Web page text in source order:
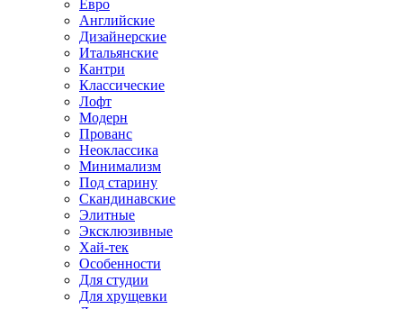
Евро
Английские
Дизайнерские
Итальянские
Кантри
Классические
Лофт
Модерн
Прованс
Неоклассика
Минимализм
Под старину
Скандинавские
Элитные
Эксклюзивные
Хай-тек
Особенности
Для студии
Для хрущевки